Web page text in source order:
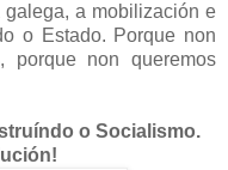
a mobilización e
o Estado. Porque non
porque non queremos
o Socialismo.